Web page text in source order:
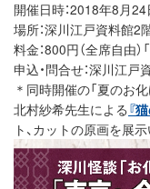
開催日時：2018年8月
場所：深川江戸資料館2
料金：800円（全席自由
申込・問合せ：深川江
＊同時開催の「夏のお
北村紗希先生による 『
ト、カットの原画を展